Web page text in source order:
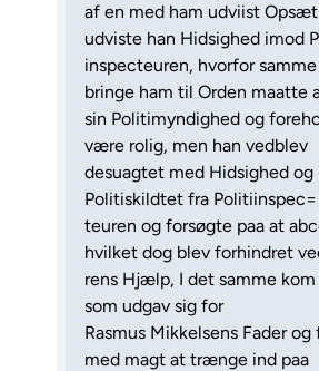
af en med ham udviist
udviste han Hidsighed imod
inspecteuren, hvorfor
bringe ham til Orden maatte
sin Politimyndighed og
være rolig, men han vedblev
desuagtet med Hidsighed og
Politiskildtet fra Politiinspec=
teuren og forsøgte paa at
hvilket dog blev forhindret
rens Hjælp, I det samme kom
som udgav sig for
Rasmus Mikkelsens Fader
med magt at trænge ind paa